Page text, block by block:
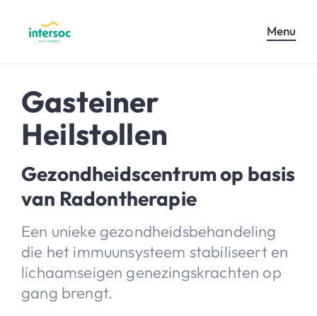
Menu
Gasteiner
Heilstollen
Gezondheidscentrum op basis
van Radontherapie
Een unieke gezondheidsbehandeling
die het immuunsysteem stabiliseert en
lichaamseigen genezingskrachten op
gang brengt.